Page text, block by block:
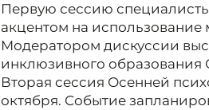
Первую сессию
акцентом на использование
Модератором дискуссии
инклюзивного образования
Вторая сессия Осенней
октября. Событие